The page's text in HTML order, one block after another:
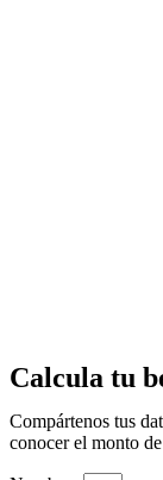
Calcula tu
Compártenos tus
conocer el monto